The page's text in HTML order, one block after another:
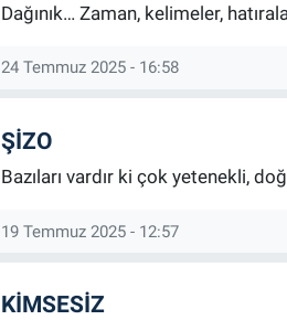
Dağınık… Zaman, kelimeler,
24 Temmuz 2025 - 16:58
ŞİZO
Bazıları vardır ki çok yetenekli,
19 Temmuz 2025 - 12:57
KİMSESİZ